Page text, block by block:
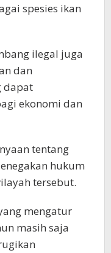
spesies ikan
ilegal juga
dan
dapat
ekonomi dan
tentang
hukum
tersebut.
mengatur
masih saja